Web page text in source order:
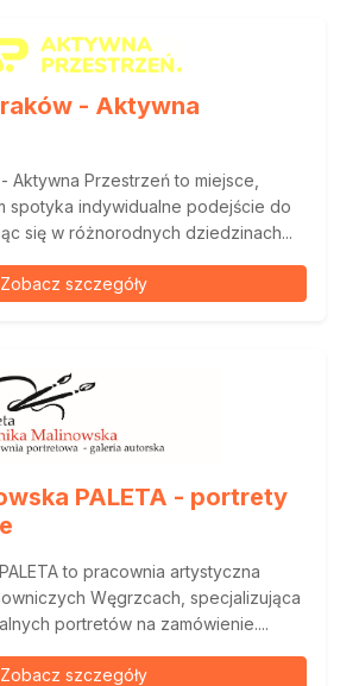
- Aktywna
Aktywna Przestrzeń to miejsce,
spotyka indywidualne podejście do
się w różnorodnych dziedzinach...
Zobacz szczegóły
PALETA - portrety
to pracownia artystyczna
Węgrzcach, specjalizująca
portretów na zamówienie....
Zobacz szczegóły